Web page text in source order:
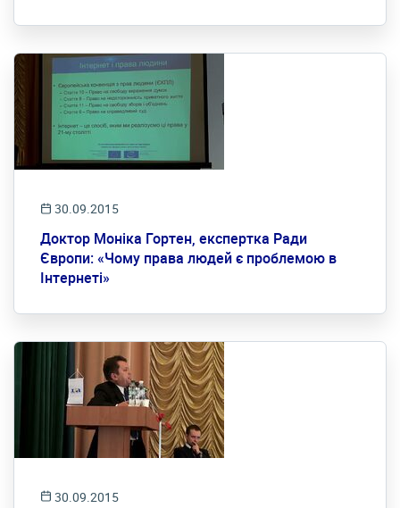
30.09.2015
Доктор Моніка Гортен, експертка Ради
Європи: «Чому права людей є проблемою в
Інтернеті»
30.09.2015